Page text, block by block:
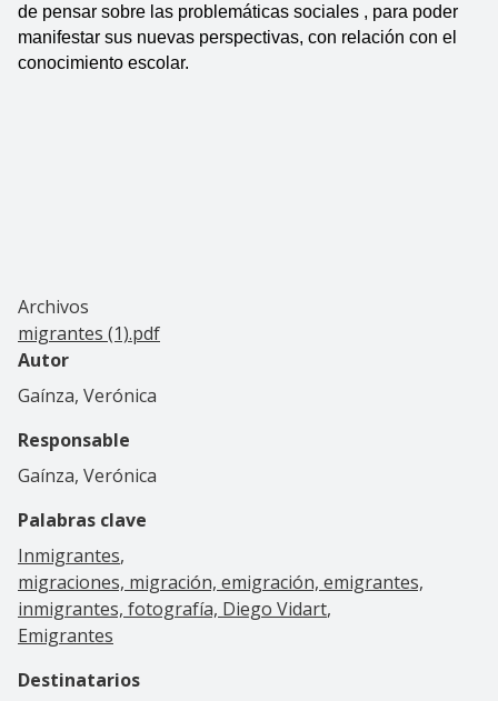
de pensar sobre las problemáticas sociales , para poder
manifestar sus nuevas perspectivas, con relación con el
conocimiento escolar.
Archivos
migrantes (1).pdf
Autor
Gaínza, Verónica
Responsable
Gaínza, Verónica
Palabras clave
Inmigrantes
migraciones, migración, emigración, emigrantes,
inmigrantes, fotografía, Diego Vidart
Emigrantes
Destinatarios